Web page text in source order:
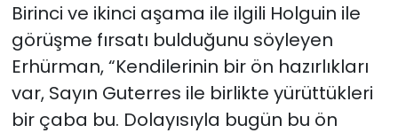
Birinci ve ikinci aşama ile ilgili Holguin ile
görüşme fırsatı bulduğunu söyleyen
Erhürman, “Kendilerinin bir ön hazırlıkları
var, Sayın Guterres ile birlikte yürüttükleri
bir çaba bu. Dolayısıyla bugün bu ön